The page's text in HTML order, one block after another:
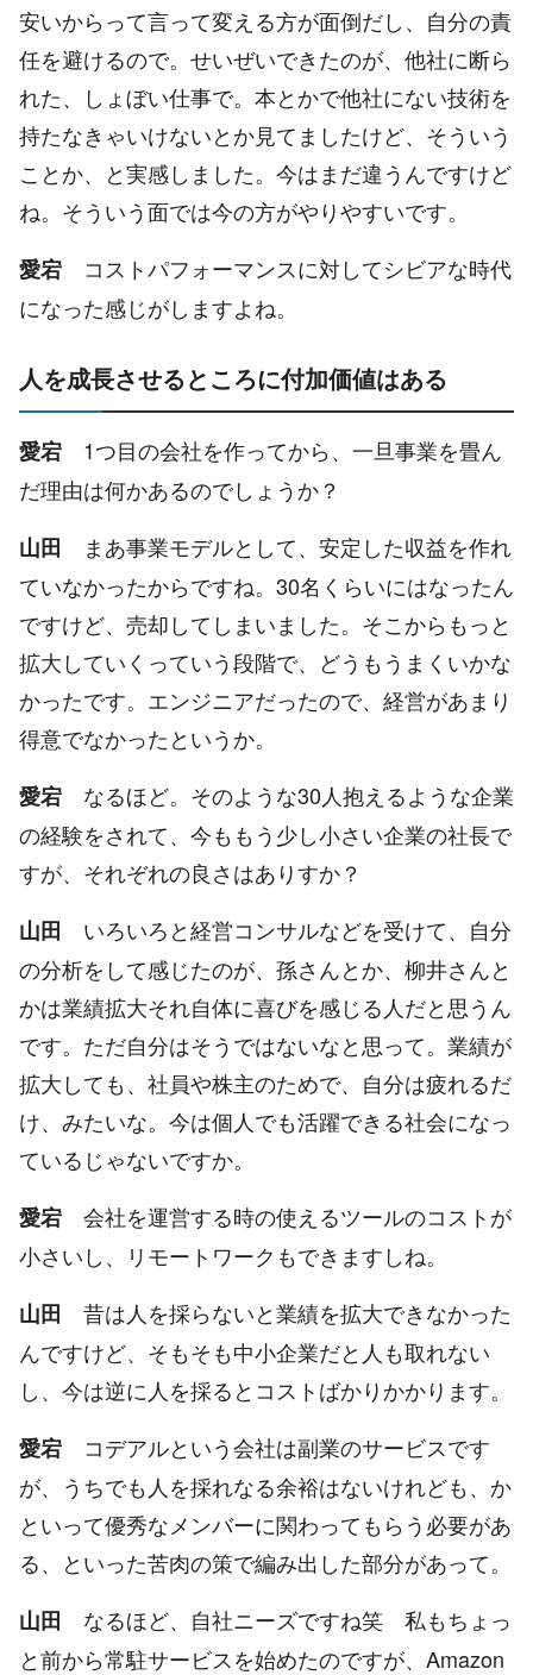
安いからって言って変える方が面倒だし、自分の責
任を避けるので。せいぜいできたのが、他社に断ら
れた、しょぼい仕事で。本とかで他社にない技術を
持たなきゃいけないとか見てましたけど、そういう
ことか、と実感しました。今はまだ違うんですけど
ね。そういう面では今の方がやりやすいです。
愛宕 コストパフォーマンスに対してシビアな時代
になった感じがしますよね。
人を成長させるところに付加価値はある
愛宕 1つ目の会社を作ってから、一旦事業を畳ん
だ理由は何かあるのでしょうか？
山田 まあ事業モデルとして、安定した収益を作れ
ていなかったからですね。30名くらいにはなったん
ですけど、売却してしまいました。そこからもっと
拡大していくっていう段階で、どうもうまくいかな
かったです。エンジニアだったので、経営があまり
得意でなかったというか。
愛宕 なるほど。そのような30人抱えるような企業
の経験をされて、今ももう少し小さい企業の社長で
すが、それぞれの良さはありすか？
山田 いろいろと経営コンサルなどを受けて、自分
の分析をして感じたのが、孫さんとか、柳井さんと
かは業績拡大それ自体に喜びを感じる人だと思うん
です。ただ自分はそうではないなと思って。業績が
拡大しても、社員や株主のためで、自分は疲れるだ
け、みたいな。今は個人でも活躍できる社会になっ
ているじゃないですか。
愛宕 会社を運営する時の使えるツールのコストが
小さいし、リモートワークもできますしね。
山田 昔は人を採らないと業績を拡大できなかった
んですけど、そもそも中小企業だと人も取れない
し、今は逆に人を採るとコストばかりかかります。
愛宕 コデアルという会社は副業のサービスです
が、うちでも人を採れなる余裕はないけれども、か
といって優秀なメンバーに関わってもらう必要があ
る、といった苦肉の策で編み出した部分があって。
山田 なるほど、自社ニーズですね笑 私もちょっ
と前から常駐サービスを始めたのですが、Amazon